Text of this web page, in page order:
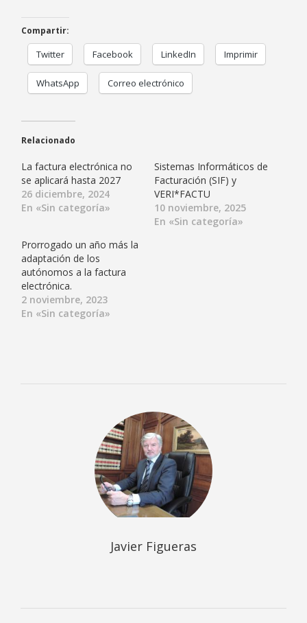
Compartir:
Twitter Facebook LinkedIn Imprimir
WhatsApp Correo electrónico
Relacionado
La factura electrónica no
se aplicará hasta 2027
26 diciembre, 2024
En «Sin categoría»
Sistemas Informáticos de
Facturación (SIF) y
VERI*FACTU
10 noviembre, 2025
En «Sin categoría»
Prorrogado un año más la
adaptación de los
autónomos a la factura
electrónica.
2 noviembre, 2023
En «Sin categoría»
Javier Figueras